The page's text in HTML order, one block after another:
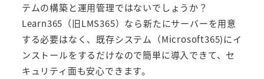
テムの構築と運用管理ではないでしょうか？
Learn365（旧LMS365） なら新たにサーバーを用意
する必要はなく、既存システム（Microsoft365)にイ
ンストールをするだけなので簡単に導入できて、セ
キュリティ面も安心できます。